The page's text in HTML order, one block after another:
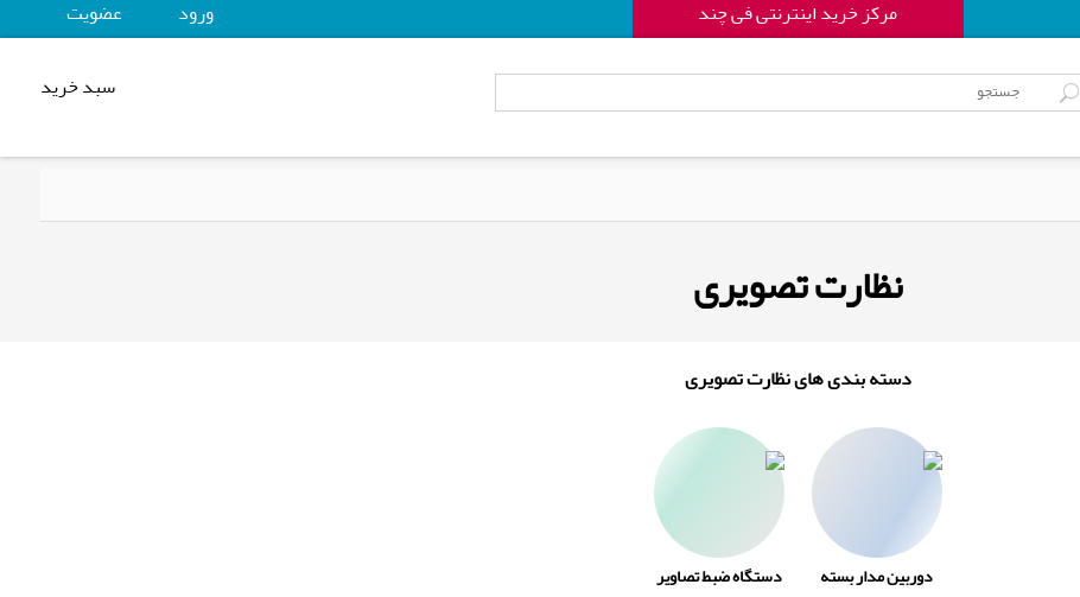
مرکز خرید اینترنتی فی چند ورود عضويت
سبد خرید
نظارت تصویری
دسته بندی های نظارت تصویری
دوربین مدار بسته دستگاه ضبط تصاویر